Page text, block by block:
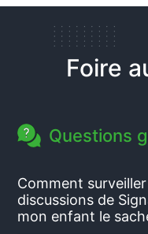
Foire
Questions
Comment
discussions de Signal Messenger sans
mon enfant le